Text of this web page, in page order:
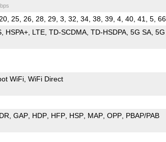
25, 26, 28, 29, 3, 32, 34, 38, 39, 4, 40, 41, 5,
HSPA+ LTE TD-SCDMA TD-HSDPA 5G SA
WiFi WiFi Direct
GAP HDP HFP HSP MAP OPP PBAP/PAB